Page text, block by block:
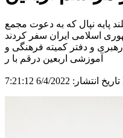
پایه نپال که به دعوت مجمع
اسلامی ایران سفر کردند
و دفتر کمیته فرهنگی و
آموزشی اربعین درقم با ر
تاریخ انتشار: